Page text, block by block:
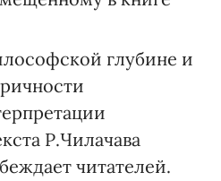
глубине и
Р.Чилачава
читателей.